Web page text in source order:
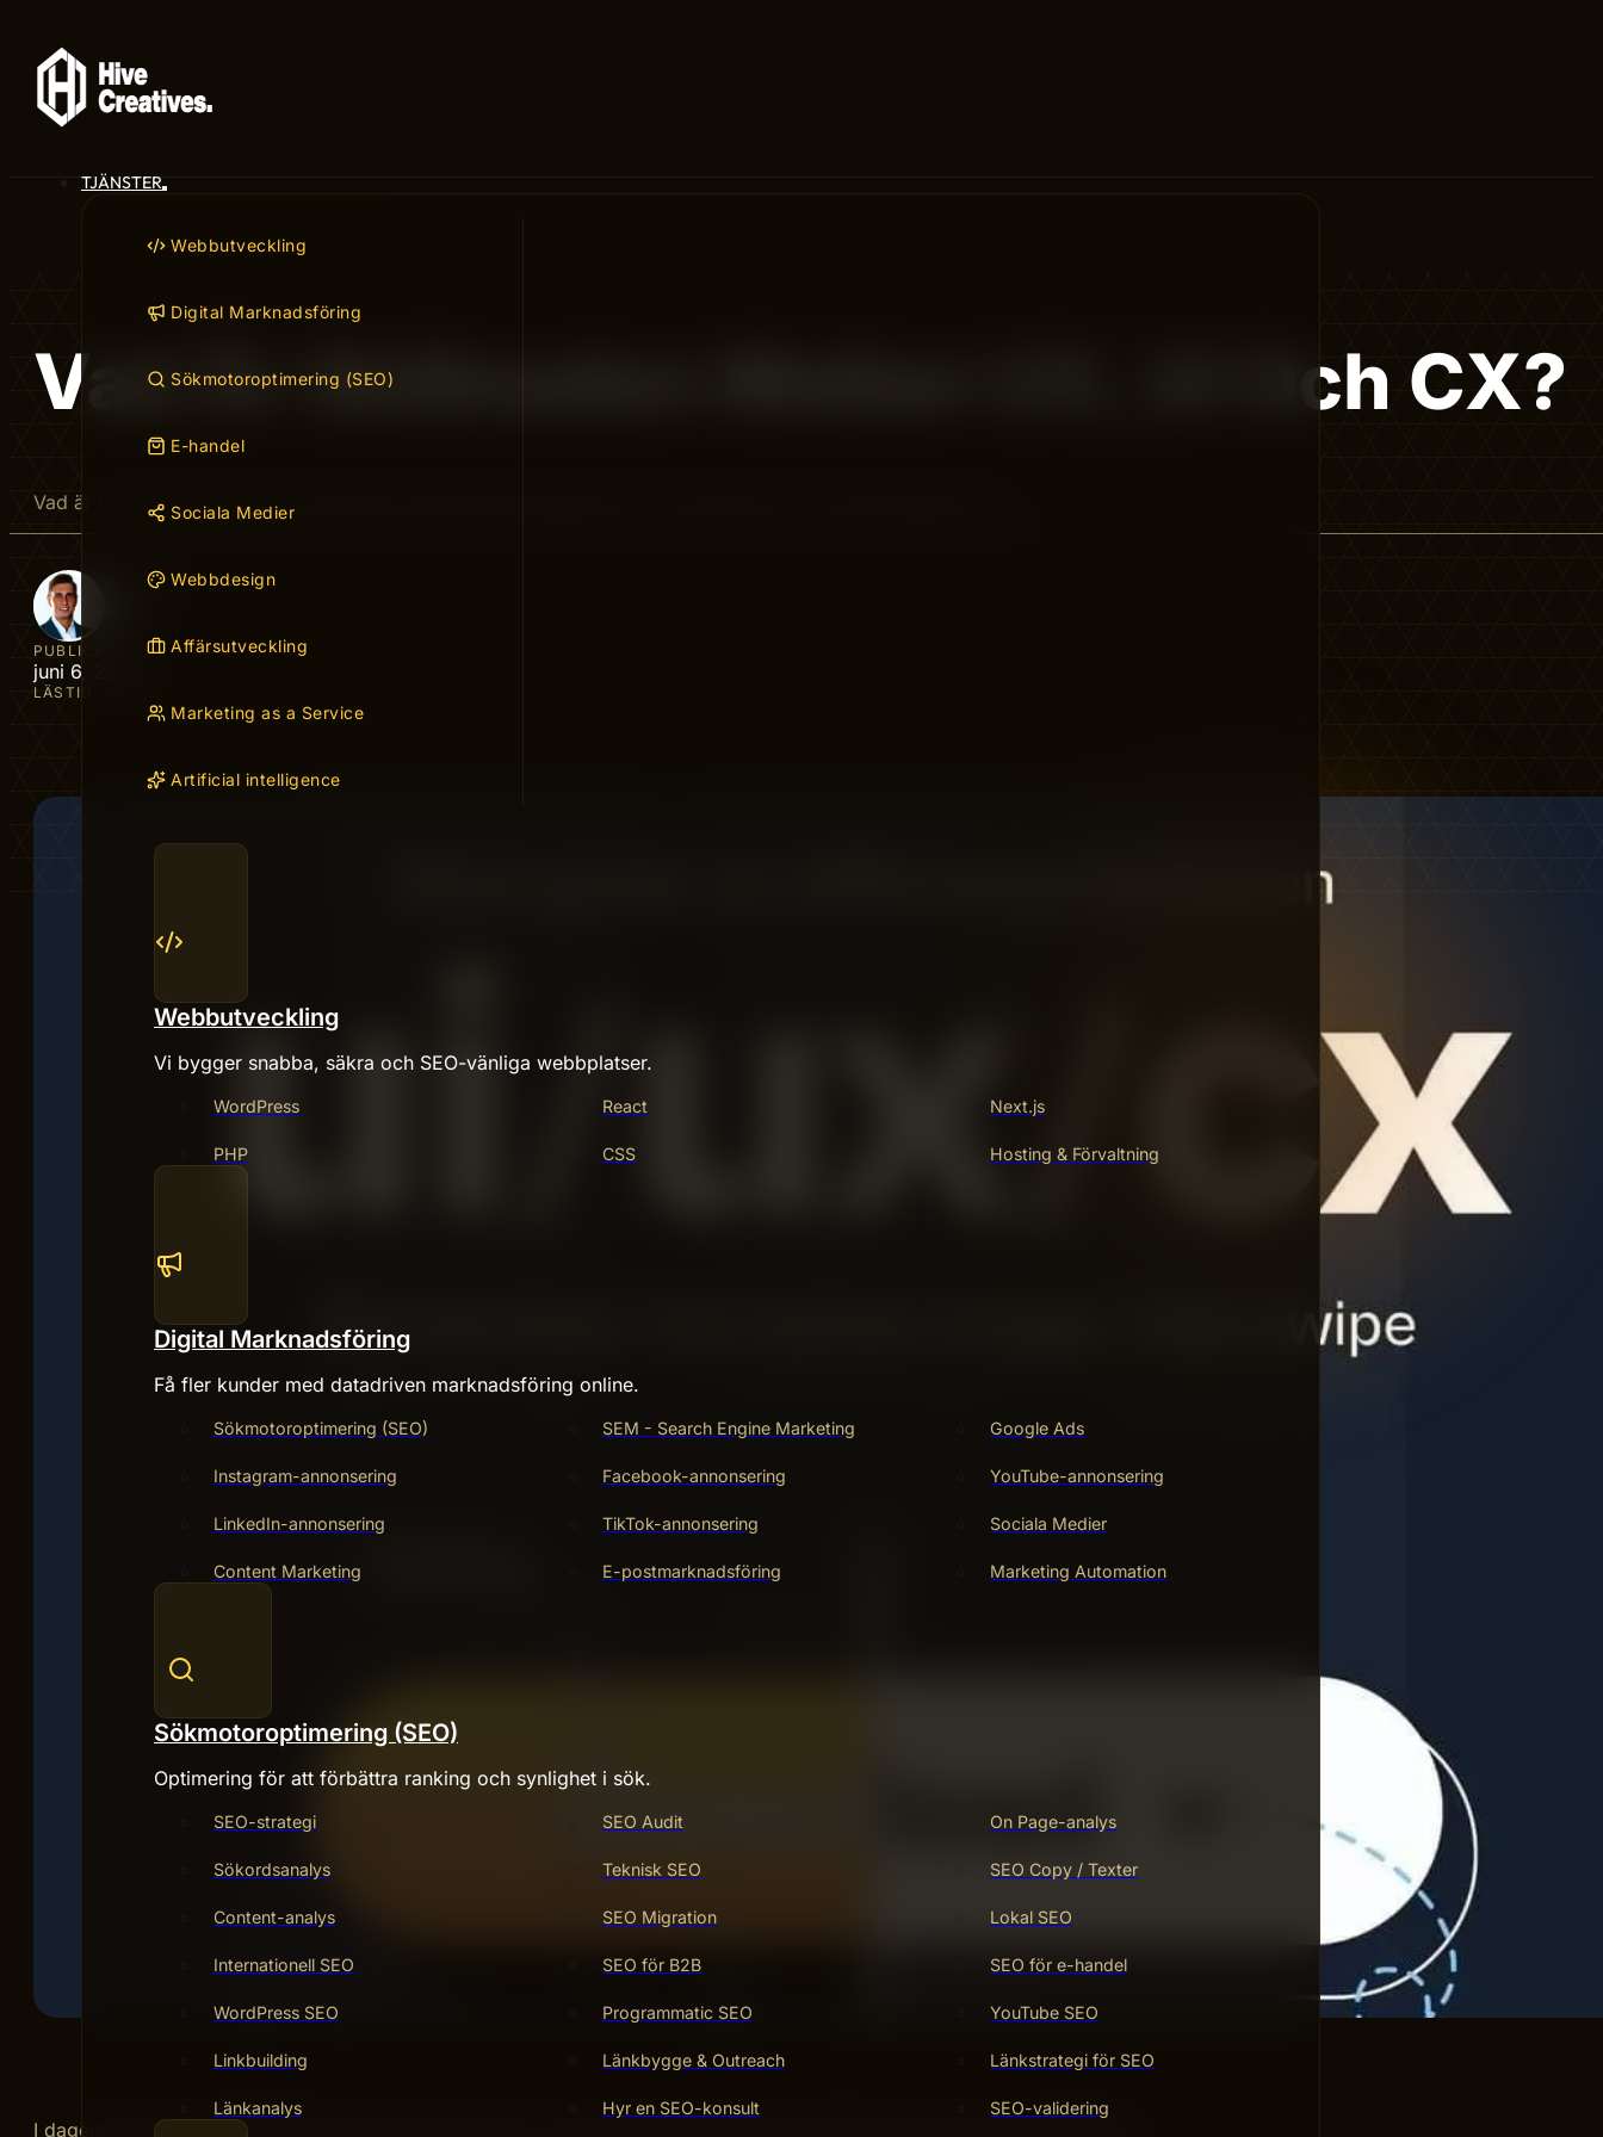
TJÄNSTER
Webbutveckling
Digital Marknadsföring
Sökmotoroptimering (SEO)
E-handel
Sociala Medier
Webbdesign
Affärsutveckling
Marketing as a Service
Artificial intelligence
Webbutveckling
Vi bygger snabba, säkra och SEO-vänliga webbplatser.
WordPress React Next.js
PHP CSS Hosting & Förvaltning
Digital Marknadsföring
Få fler kunder med datadriven marknadsföring online.
Sökmotoroptimering (SEO) SEM - Search Engine Marketing Google Ads
Instagram-annonsering Facebook-annonsering YouTube-annonsering
LinkedIn-annonsering TikTok-annonsering Sociala Medier
Content Marketing E-postmarknadsföring Marketing Automation
Sökmotoroptimering (SEO)
Optimering för att förbättra ranking och synlighet i sök.
SEO-strategi SEO Audit On Page-analys
Sökordsanalys Teknisk SEO SEO Copy / Texter
Content-analys SEO Migration Lokal SEO
Internationell SEO SEO för B2B SEO för e-handel
WordPress SEO Programmatic SEO YouTube SEO
Linkbuilding Länkbygge & Outreach Länkstrategi för SEO
Länkanalys Hyr en SEO-konsult SEO-validering
Vad Är Skillnaden Mellan UX, UI Och CX?
Vad är UX, UI och CX? Vad är skillnaden mellan dessa begrepp? Låt oss fördjupa oss i deras betydelser och…
AUTHOR
PUBLICERAD
juni 6, 2024
LÄSTID
I dagens värld av webbutveckling är termerna UX, UI och CX inte bara vanliga, utan centrala för att skapa en framgångsrik